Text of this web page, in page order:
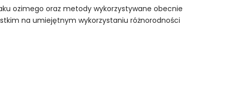
ozimego oraz metody wykorzystywane obecnie
na umiejętnym wykorzystaniu różnorodności